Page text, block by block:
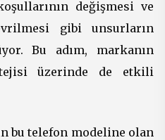
değişmesi ve
gibi unsurların
Bu adım, markanın
üzerinde de etkili
bu telefon modeline olan